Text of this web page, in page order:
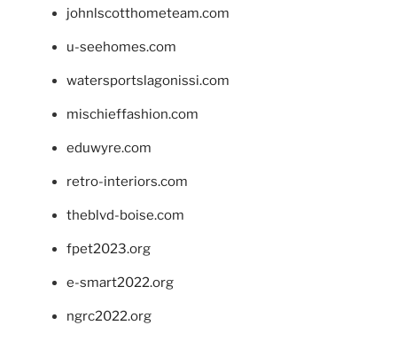
johnlscotthometeam.com
u-seehomes.com
watersportslagonissi.com
mischieffashion.com
eduwyre.com
retro-interiors.com
theblvd-boise.com
fpet2023.org
e-smart2022.org
ngrc2022.org